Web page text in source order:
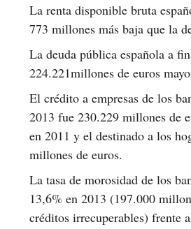
La renta disponible bruta
773 millones más baja que la
La deuda pública española a
224.221millones de euros
El crédito a empresas de los
2013 fue 230.229 millones de
en 2011 y el destinado a los
millones de euros.
La tasa de morosidad de los
13,6% en 2013 (197.000
créditos irrecuperables) frente